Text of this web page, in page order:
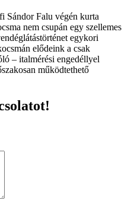
Sándor Falu végén kurta
nem csupán egy szellemes
egykori
elődeink a csak
– italmérési engedéllyel
működtethető